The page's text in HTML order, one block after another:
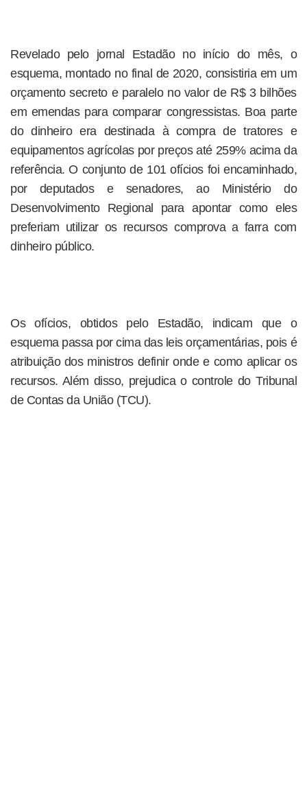
Revelado pelo jornal Estadão no início do mês, o
esquema, montado no final de 2020, consistiria em um
orçamento secreto e paralelo no valor de R$ 3 bilhões
em emendas para comparar congressistas. Boa parte
do dinheiro era destinada à compra de tratores e
equipamentos agrícolas por preços até 259% acima da
referência. O conjunto de 101 ofícios foi encaminhado,
por deputados e senadores, ao Ministério do
Desenvolvimento Regional para apontar como eles
preferiam utilizar os recursos comprova a farra com
dinheiro público.
Os ofícios, obtidos pelo Estadão, indicam que o
esquema passa por cima das leis orçamentárias, pois é
atribuição dos ministros definir onde e como aplicar os
recursos. Além disso, prejudica o controle do Tribunal
de Contas da União (TCU).